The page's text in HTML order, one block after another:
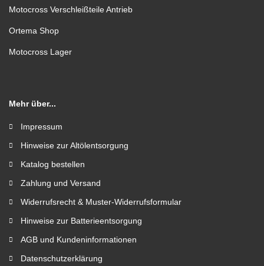
Motocross Verschleißteile Antrieb
Ortema Shop
Motocross Lager
Mehr über...
Impressum
Hinweise zur Altölentsorgung
Katalog bestellen
Zahlung und Versand
Widerrufsrecht & Muster-Widerrufsformular
Hinweise zur Batterieentsorgung
AGB und Kundeninformationen
Datenschutzerklärung